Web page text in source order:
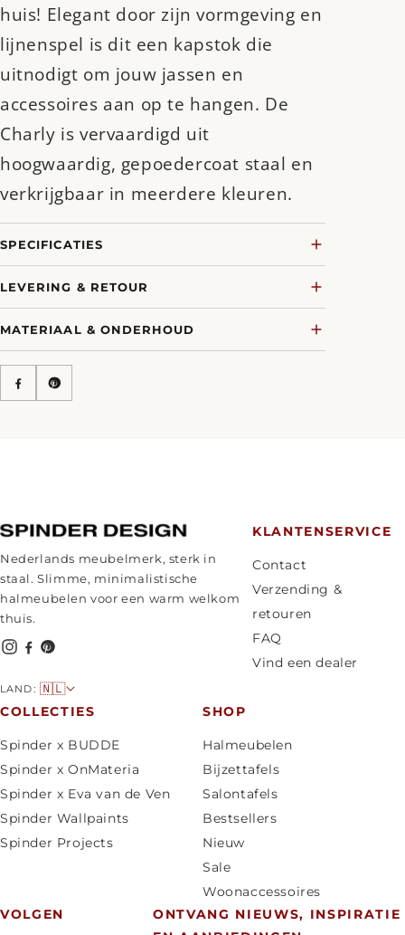
huis! Elegant door zijn vormgeving en
lijnenspel is dit een kapstok die
uitnodigt om jouw jassen en
accessoires aan op te hangen. De
Charly is vervaardigd uit
hoogwaardig, gepoedercoat staal en
verkrijgbaar in meerdere kleuren.
SPECIFICATIES
LEVERING & RETOUR
MATERIAAL & ONDERHOUD
Nederlands meubelmerk, sterk in
staal. Slimme, minimalistische
halmeubelen voor een warm welkom
thuis.
LAND: L
a
/
r
e
g
🇳🇱
KLANTENSERVICE
Contact
Verzending &
retouren
FAQ
Vind een dealer
COLLECTIES
Spinder x BUDDE
Spinder x OnMateria
Spinder x Eva van de Ven
Spinder Wallpaints
Spinder Projects
SHOP
Halmeubelen
Bijzettafels
Salontafels
Bestsellers
Nieuw
Sale
Woonaccessoires
VOLGEN
ONTVANG NIEUWS, INSPIRATIE